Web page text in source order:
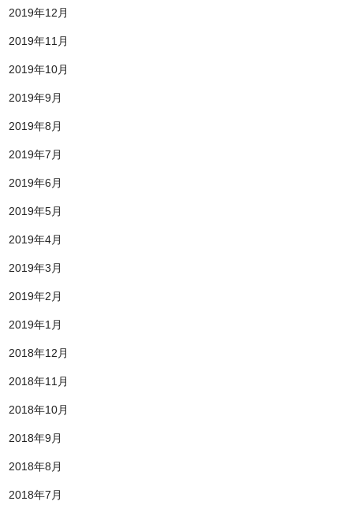
2019年12月
2019年11月
2019年10月
2019年9月
2019年8月
2019年7月
2019年6月
2019年5月
2019年4月
2019年3月
2019年2月
2019年1月
2018年12月
2018年11月
2018年10月
2018年9月
2018年8月
2018年7月